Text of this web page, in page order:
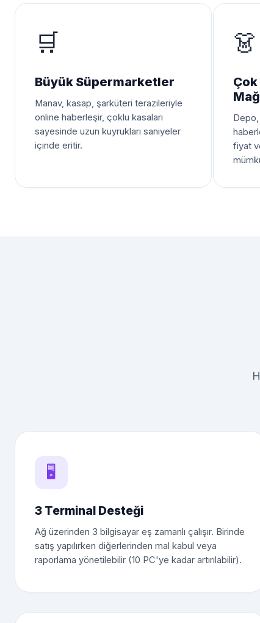
🛒
Büyük Süpermarketler
Manav, kasap, şarküteri terazileriyle
online haberleşir, çoklu kasaları
sayesinde uzun kuyrukları saniyeler
içinde eritir.
👗
Çok
fiyat
🖥️
3 Terminal Desteği
Ağ üzerinden 3 bilgisayar eş zamanlı çalışır. Birinde
satış yapılırken diğerlerinden mal kabul veya
raporlama yönetilebilir (10 PC'ye kadar artırılabilir).